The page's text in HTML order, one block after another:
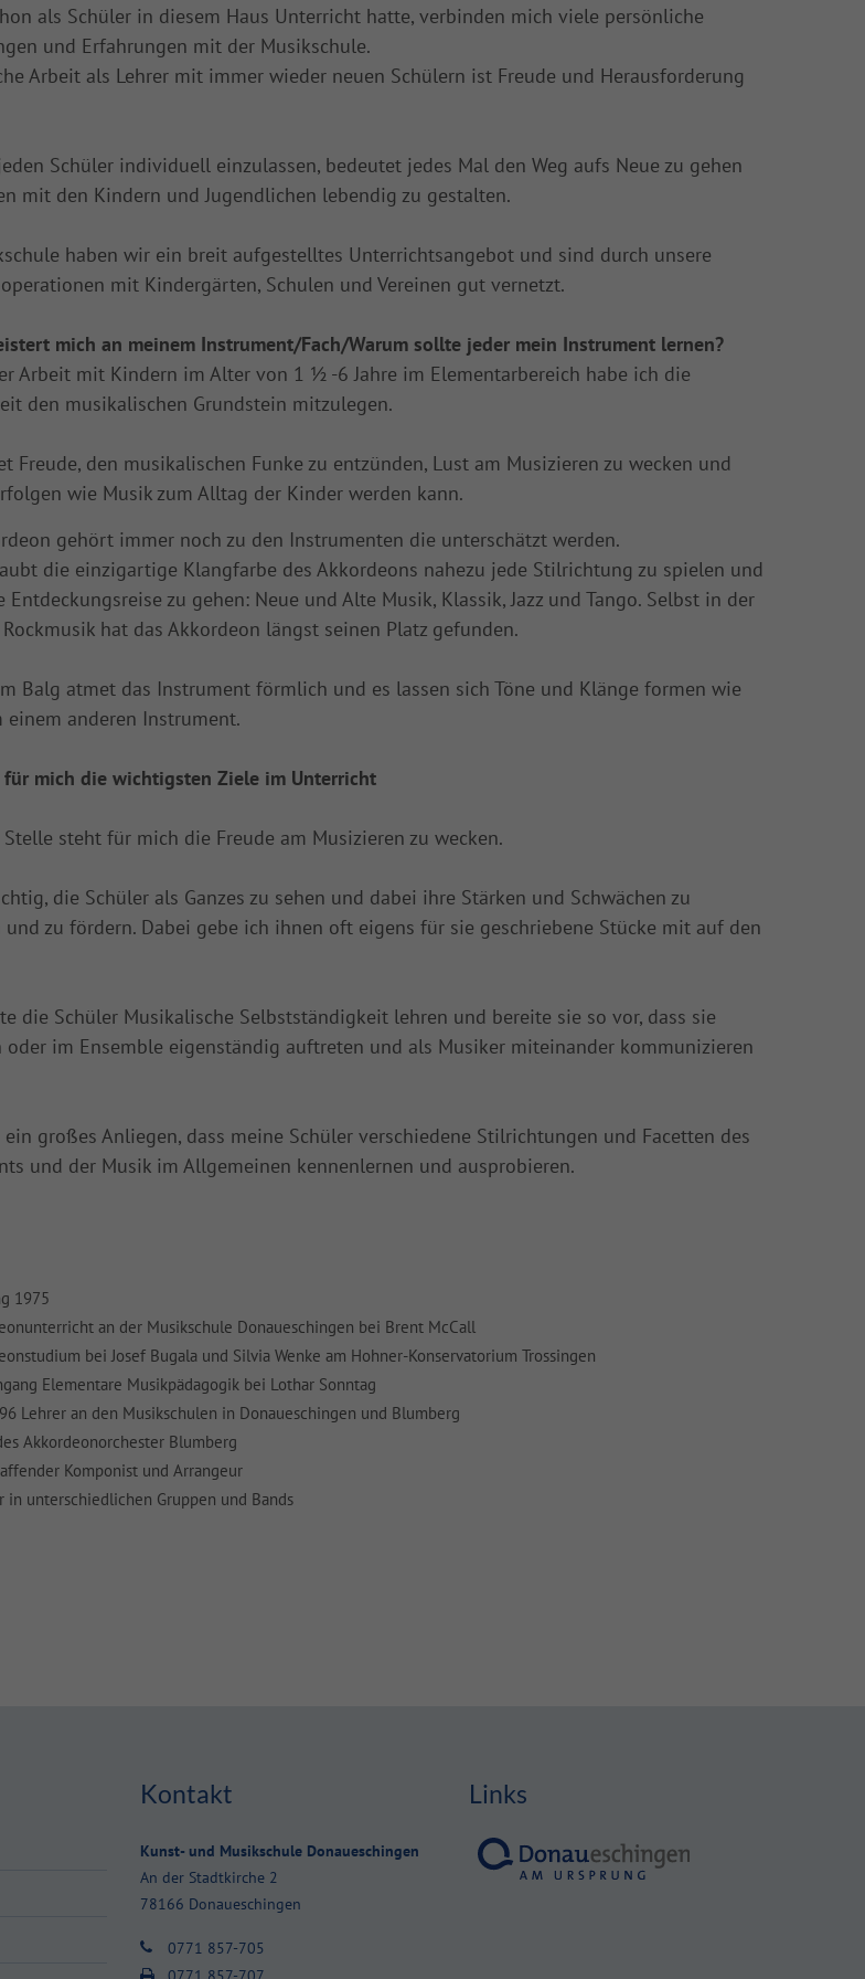
als Schüler in diesem Haus Unterricht hatte, verbinden mich viele persönliche
und Erfahrungen mit der Musikschule.
Arbeit als Lehrer mit immer wieder neuen Schülern ist Freude und Herausforderung
Schüler individuell einzulassen, bedeutet jedes Mal den Weg aufs Neue zu gehen
mit den Kindern und Jugendlichen lebendig zu gestalten.
haben wir ein breit aufgestelltes Unterrichtsangebot und sind durch unsere
mit Kindergärten, Schulen und Vereinen gut vernetzt.
mich an meinem Instrument/Fach/Warum sollte jeder mein Instrument lernen?
Arbeit mit Kindern im Alter von 1 ½ -6 Jahre im Elementarbereich habe ich die
den musikalischen Grundstein mitzulegen.
Freude, den musikalischen Funke zu entzünden, Lust am Musizieren zu wecken und
wie Musik zum Alltag der Kinder werden kann.
gehört immer noch zu den Instrumenten die unterschätzt werden.
die einzigartige Klangfarbe des Akkordeons nahezu jede Stilrichtung zu spielen und
Entdeckungsreise zu gehen: Neue und Alte Musik, Klassik, Jazz und Tango. Selbst in der
hat das Akkordeon längst seinen Platz gefunden.
Balg atmet das Instrument förmlich und es lassen sich Töne und Klänge formen wie
einem anderen Instrument.
für mich die wichtigsten Ziele im Unterricht
steht für mich die Freude am Musizieren zu wecken.
die Schüler als Ganzes zu sehen und dabei ihre Stärken und Schwächen zu
und zu fördern. Dabei gebe ich ihnen oft eigens für sie geschriebene Stücke mit auf den
die Schüler Musikalische Selbstständigkeit lehren und bereite sie so vor, dass sie
oder im Ensemble eigenständig auftreten und als Musiker miteinander kommunizieren
großes Anliegen, dass meine Schüler verschiedene Stilrichtungen und Facetten des
und der Musik im Allgemeinen kennenlernen und ausprobieren.
1975
an der Musikschule Donaueschingen bei Brent McCall
bei Josef Bugala und Silvia Wenke am Hohner-Konservatorium Trossingen
Elementare Musikpädagogik bei Lothar Sonntag
Lehrer an den Musikschulen in Donaueschingen und Blumberg
Akkordeonorchester Blumberg
Komponist und Arrangeur
in unterschiedlichen Gruppen und Bands
Kontakt
Kunst- und Musikschule Donaueschingen
An der Stadtkirche 2
78166 Donaueschingen
0771 857-705
Links